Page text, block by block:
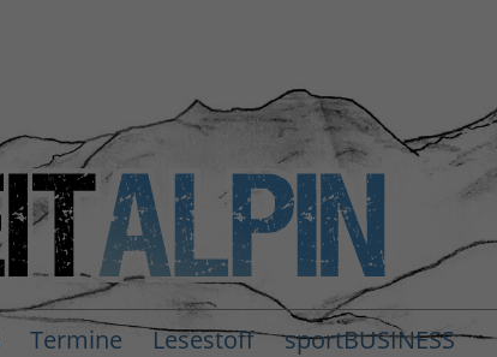
Termine Lesestoff sportBUSINESS